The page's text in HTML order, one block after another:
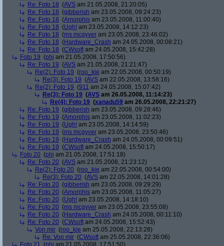
Re: Foto 18 (AVS am 21.05.2008, 21:20:05)
Re: Foto 18 (gibberish am 23.05.2008, 09:24:23)
Re: Foto 18 (Amorphis am 23.05.2008, 11:00:40)
Re: Foto 18 (Ugh! am 23.05.2008, 14:12:23)
Re: Foto 18 (ms mcgyver am 23.05.2008, 23:46:02)
Re: Foto 18 (Hardware_Crash am 24.05.2008, 00:08:21)
Re: Foto 18 (CWsoft am 24.05.2008, 15:42:28)
Foto 19 (phj am 21.05.2008, 17:50:56)
Re: Foto 19 (AVS am 21.05.2008, 21:21:47)
Re(2): Foto 19 (roo_kie am 22.05.2008, 00:50:19)
Re(3): Foto 19 (AVS am 22.05.2008, 13:58:16)
Re(2): Foto 19 (911 am 24.05.2008, 15:07:42)
Re(3): Foto 19 (AVS am 26.05.2008, 11:14:23)
Re(4): Foto 19 (xanadu59 am 26.05.2008, 22:21:27)
Re: Foto 19 (gibberish am 23.05.2008, 09:28:46)
Re: Foto 19 (Amorphis am 23.05.2008, 11:02:23)
Re: Foto 19 (Ugh! am 23.05.2008, 14:14:59)
Re: Foto 19 (ms mcgyver am 23.05.2008, 23:50:46)
Re: Foto 19 (Hardware_Crash am 24.05.2008, 00:09:51)
Re: Foto 19 (CWsoft am 24.05.2008, 15:50:17)
Foto 20 (phj am 21.05.2008, 17:51:18)
Re: Foto 20 (AVS am 21.05.2008, 21:23:12)
Re(2): Foto 20 (roo_kie am 22.05.2008, 00:54:00)
Re(3): Foto 20 (AVS am 22.05.2008, 14:01:28)
Re: Foto 20 (gibberish am 23.05.2008, 09:29:29)
Re: Foto 20 (Amorphis am 23.05.2008, 11:05:27)
Re: Foto 20 (Ugh! am 23.05.2008, 14:18:10)
Re: Foto 20 (ms mcgyver am 23.05.2008, 23:55:08)
Re: Foto 20 (Hardware_Crash am 24.05.2008, 00:11:10)
Re: Foto 20 (CWsoft am 24.05.2008, 15:52:43)
Von mir (roo_kie am 25.05.2008, 22:13:28)
Re: Von mir (CWsoft am 25.05.2008, 22:36:06)
Foto 21 (phj am 21.05.2008, 17:51:50)